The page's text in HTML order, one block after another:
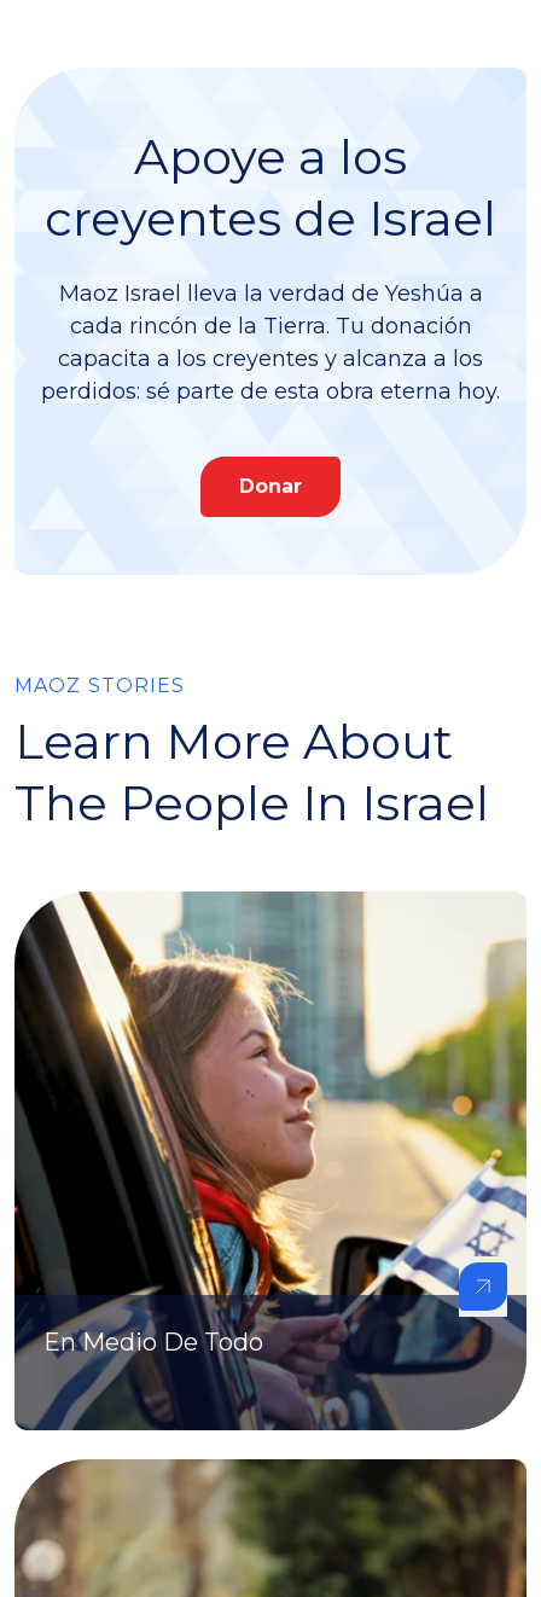
Apoye a los
creyentes de Israel
Maoz Israel lleva la verdad de Yeshúa a
cada rincón de la Tierra. Tu donación
capacita a los creyentes y alcanza a los
perdidos: sé parte de esta obra eterna hoy.
Donar
MAOZ STORIES
Learn More About
The People In Israel
En Medio De Todo